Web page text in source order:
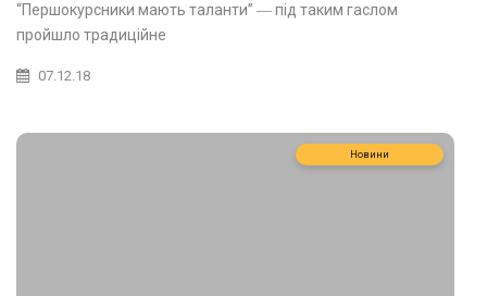
“Першокурсники мають таланти” ― під таким гаслом
пройшло традиційне
07.12.18
Новини